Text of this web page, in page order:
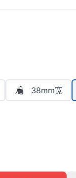
38mm宽